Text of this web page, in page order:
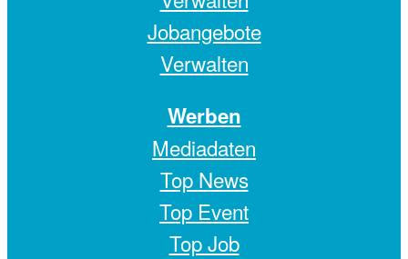
Jobangebote
Verwalten
Werben
Mediadaten
Top News
Top Event
Top Job